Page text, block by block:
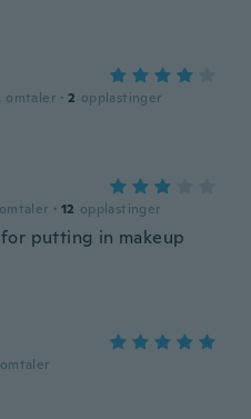
omtaler · 2 opplastinger
omtaler · 12 opplastinger
putting in makeup
omtaler